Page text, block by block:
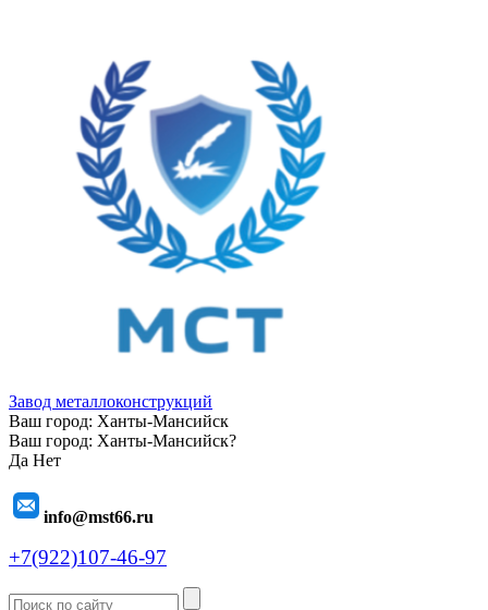
Завод металлоконструкций
Ваш город: Ханты-Мансийск
Ваш город: Ханты-Мансийск?
Да Нет
info@mst66.ru
+7(922)107-46-97